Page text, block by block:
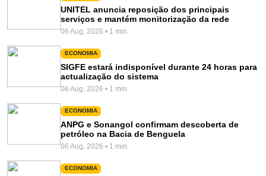
UNITEL anuncia reposição dos principais
serviços e mantém monitorização da rede
06 Aug, 2026 • 1 min
ECONOMIA
SIGFE estará indisponível durante 24 horas para
actualização do sistema
06 Aug, 2026 • 1 min
ECONOMIA
ANPG e Sonangol confirmam descoberta de
petróleo na Bacia de Benguela
06 Aug, 2026 • 1 min
ECONOMIA